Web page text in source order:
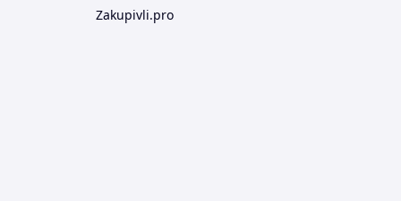
Zakupivli.pro